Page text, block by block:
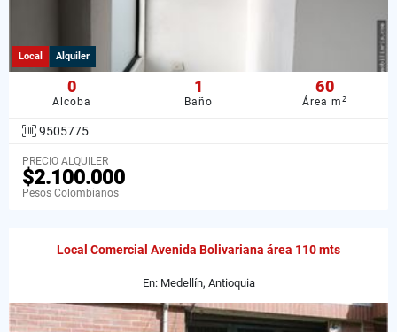
Local Alquiler
0
Alcoba
1
Baño
60
Área m2
9505775
PRECIO ALQUILER
$2.100.000
Pesos Colombianos
Local Comercial Avenida Bolivariana área 110 mts
En: Medellín, Antioquia